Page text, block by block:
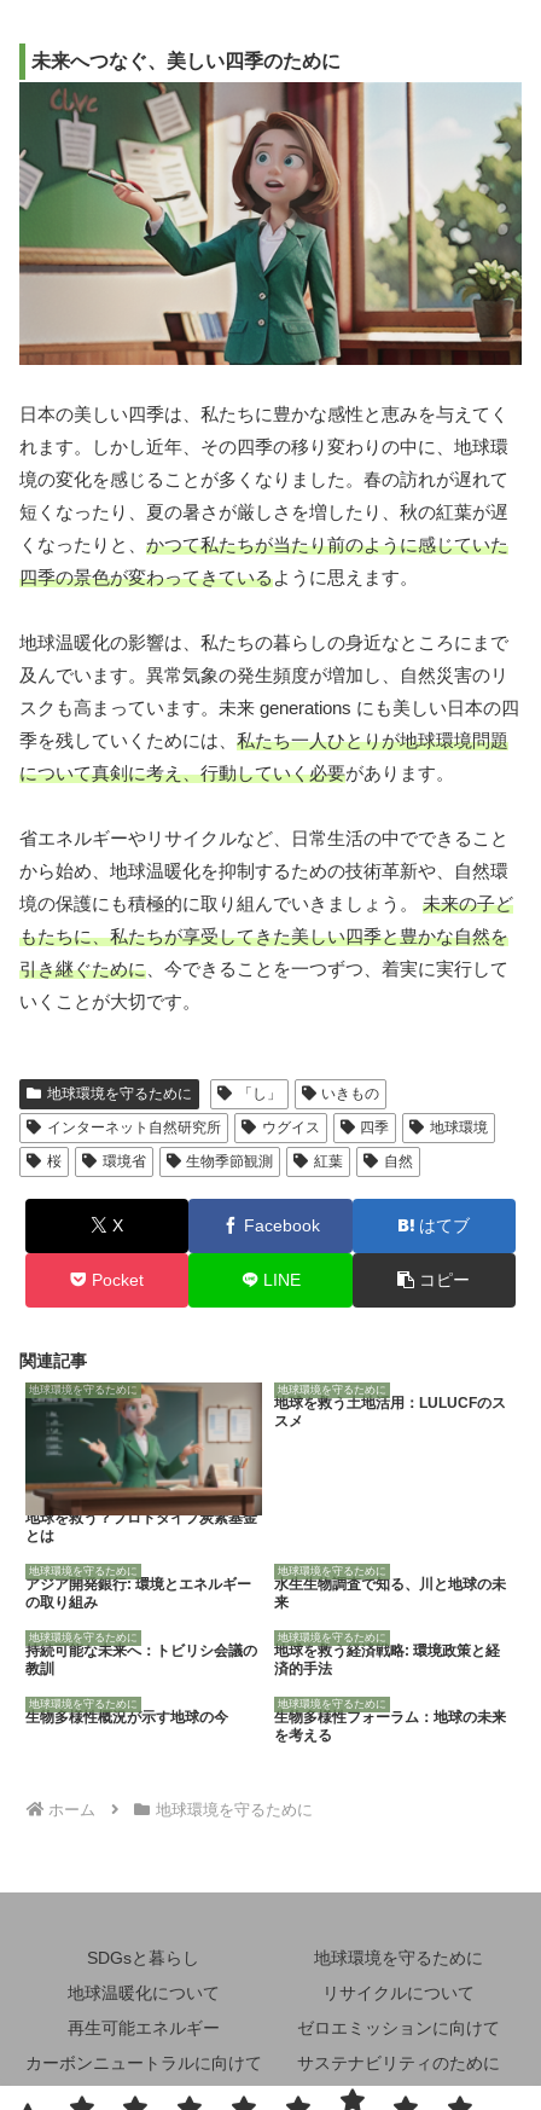
未来へつなぐ、美しい四季のために
日本の美しい四季は、私たちに豊かな感性と恵みを与えてく
れます。しかし近年、その四季の移り変わりの中に、地球環
境の変化を感じることが多くなりました。春の訪れが遅れて
短くなったり、夏の暑さが厳しさを増したり、秋の紅葉が遅
くなったりと、 かつて私たちが当たり前のように感じていた
四季の景色が変わってきているように思えます。
地球温暖化の影響は、私たちの暮らしの身近なところにまで
及んでいます。異常気象の発生頻度が増加し、自然災害のリ
スクも高まっています。未来 generations にも美しい日本の四
季を残していくためには、 私たち一人ひとりが地球環境問題
について真剣に考え、行動していく必要があります。
省エネルギーやリサイクルなど、日常生活の中でできること
から始め、地球温暖化を抑制するための技術革新や、自然環
境の保護にも積極的に取り組んでいきましょう。 未来の子ど
もたちに、私たちが享受してきた美しい四季と豊かな自然を
引き継ぐために 、今できることを一つずつ、着実に実行して
いくことが大切です。
地球環境を守るために 「し」
いきもの
インターネット自然研究所
ウグイス 四季
地球環境
桜
環境省 生物季節観測 紅葉 自然
X Facebook はてブ
Pocket LINE コピー
関連記事
地球環境を守るために
地球を救う？プロトタイプ炭素基金
とは
地球環境を守るために
地球を救う土地活用：LULUCFのス
スメ
地球環境を守るために
アジア開発銀行: 環境とエネルギー
の取り組み
地球環境を守るために
水生生物調査で知る、川と地球の未
来
地球環境を守るために
持続可能な未来へ：トビリシ会議の
教訓
地球環境を守るために
地球を救う経済戦略: 環境政策と経
済的手法
地球環境を守るために
生物多様性概況が示す地球の今
地球環境を守るために
生物多様性フォーラム：地球の未来
を考える
ホーム 地球環境を守るために
SDGsと暮らし
地球環境を守るために
地球温暖化について
リサイクルについて
再生可能エネルギー
ゼロエミッションに向けて
カーボンニュートラルに向けて
サステナビリティのために
省エネルギーのために
その他